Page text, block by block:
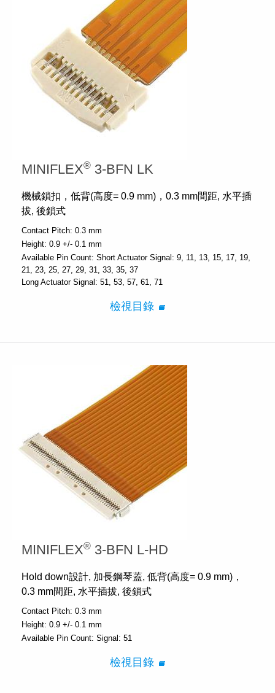
MINIFLEX® 3-BFN LK
機械鎖扣，低背(高度= 0.9 mm)，0.3 mm間距, 水平插
拔, 後鎖式
Contact Pitch: 0.3 mm
Height: 0.9 +/- 0.1 mm
Available Pin Count: Short Actuator Signal: 9, 11, 13, 15, 17, 19,
21, 23, 25, 27, 29, 31, 33, 35, 37
Long Actuator Signal: 51, 53, 57, 61, 71
檢視目錄
MINIFLEX® 3-BFN L-HD
Hold down設計, 加長鋼琴蓋, 低背(高度= 0.9 mm)，
0.3 mm間距, 水平插拔, 後鎖式
Contact Pitch: 0.3 mm
Height: 0.9 +/- 0.1 mm
Available Pin Count: Signal: 51
檢視目錄